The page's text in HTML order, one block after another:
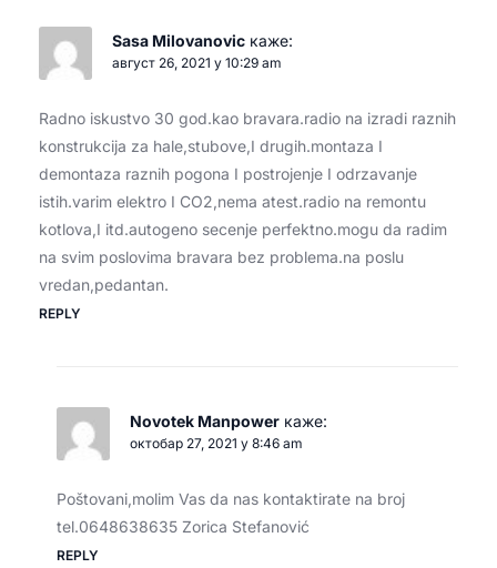
Sasa Milovanovic каже:
август 26, 2021 у 10:29 am
Radno iskustvo 30 god.kao bravara.radio na izradi raznih
konstrukcija za hale,stubove,I drugih.montaza I
demontaza raznih pogona I postrojenje I odrzavanje
istih.varim elektro I CO2,nema atest.radio na remontu
kotlova,I itd.autogeno secenje perfektno.mogu da radim
na svim poslovima bravara bez problema.na poslu
vredan,pedantan.
REPLY
Novotek Manpower каже:
октобар 27, 2021 у 8:46 am
Poštovani,molim Vas da nas kontaktirate na broj
tel.0648638635 Zorica Stefanović
REPLY